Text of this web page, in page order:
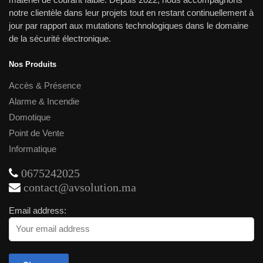
notre clientèle dans leur projets tout en restant continuellement à
jour par rapport aux mutations technologiques dans le domaine
de la sécurité électronique.
Nos Produits
Accès & Présence
Alarme & Incendie
Domotique
Point de Vente
Informatique
0675242025
contact@avsolution.ma
Email address: